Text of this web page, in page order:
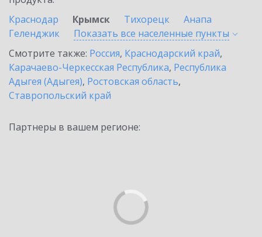
Краснодар
Крымск Тихорецк
Анапа
Геленджик
Показать все населенные пункты
Смотрите также: Россия, Краснодарский край,
Карачаево-Черкесская Республика, Республика
Адыгея (Адыгея), Ростовская область,
Ставропольский край
Партнеры в вашем регионе: